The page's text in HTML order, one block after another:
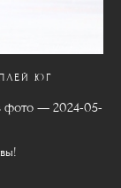
ЮГ
фото — 2024-05-